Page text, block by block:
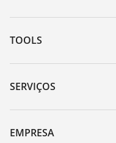
TOOLS
Downloads
Busca por número de série
DTM Collection/PACTware
SERVIÇOS
Retorno do dispositivo
Suporte
EMPRESA